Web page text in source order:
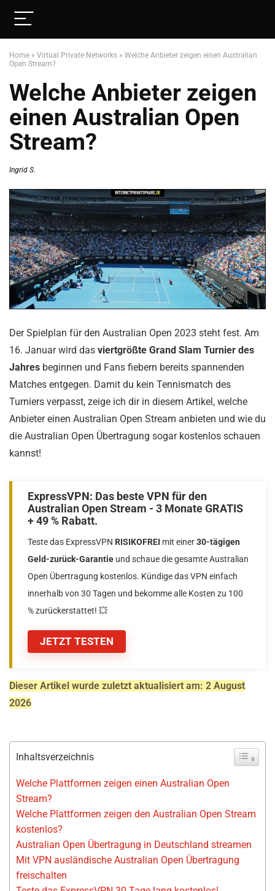
Home » Virtual Private Networks » Welche Anbieter zeigen einen Australian
Open Stream?
Welche Anbieter zeigen
einen Australian Open
Stream?
Ingrid S.
Der Spielplan für den Australian Open 2023 steht fest. Am
16. Januar wird das viertgrößte Grand Slam Turnier des
Jahres beginnen und Fans fiebern bereits spannenden
Matches entgegen. Damit du kein Tennismatch des
Turniers verpasst, zeige ich dir in diesem Artikel, welche
Anbieter einen Australian Open Stream anbieten und wie du
die Australian Open Übertragung sogar kostenlos schauen
kannst!
JETZT TESTEN
ExpressVPN: Das beste VPN für den
Australian Open Stream - 3 Monate GRATIS
+ 49 % Rabatt.
Teste das ExpressVPN RISIKOFREI mit einer30-tägigen
Geld-zurück-Garantie und schaue die gesamte Australian
Open Übertragung kostenlos. Kündige das VPN einfach
innerhalb von 30 Tagen und bekomme alle Kosten zu 100
% zurückerstattet! 💥
Dieser Artikel wurde zuletzt aktualisiert am: 2 August
2026
Inhaltsverzeichnis
Welche Plattformen zeigen einen Australian Open
Stream?
Welche Plattformen zeigen den Australian Open Stream
kostenlos?
Australian Open Übertragung in Deutschland streamen
Mit VPN ausländische Australian Open Übertragung
freischalten